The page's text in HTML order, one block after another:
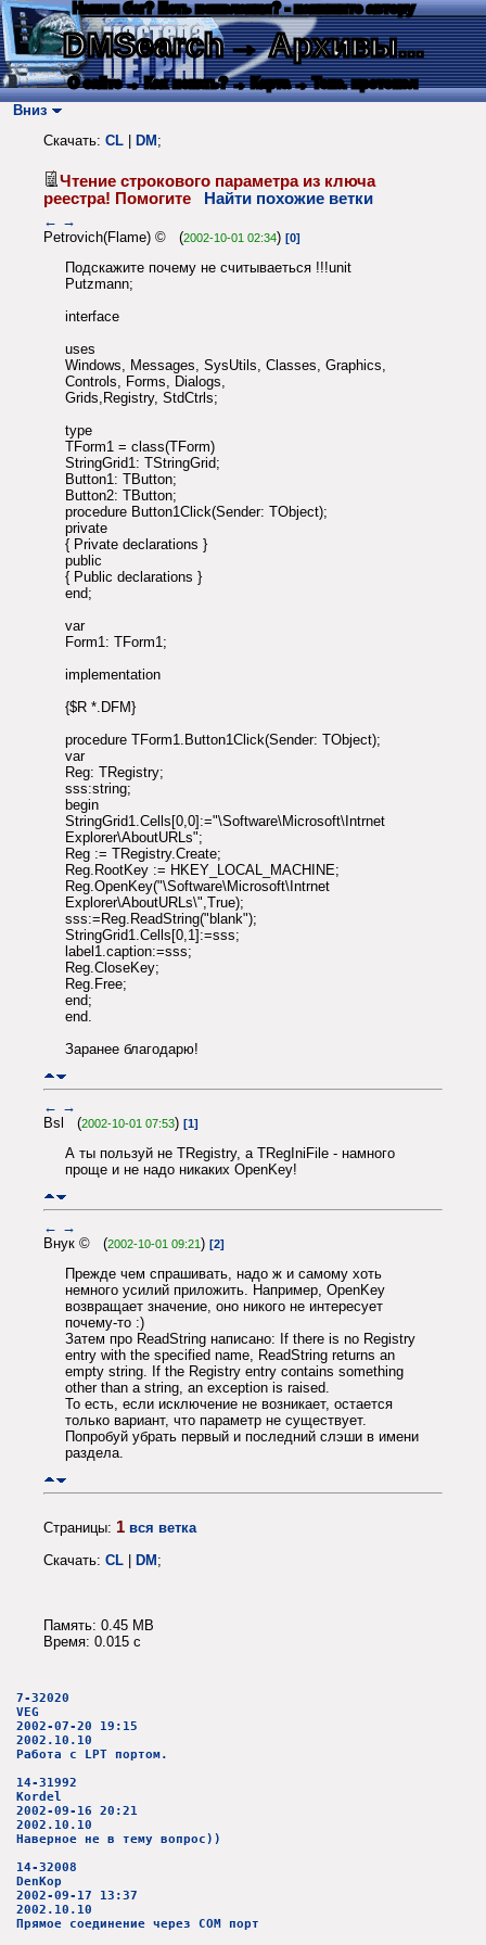
Нашли баг? Есть пожелания? - напишите автору
DMSearch→ Архивы...
О сайте → Как искать? → Карта → Текс. протокол
Вниз
Скачать: CL DM ;
Чтение строкового параметра из ключа
реестра! Помогите
Найти похожие ветки
← →
Petrovich(Flame) © (2002-10-01 02:34) [0]
Подскажите почему не считываеться !!!unit
Putzmann;
interface
uses
Windows, Messages, SysUtils, Classes, Graphics,
Controls, Forms, Dialogs,
Grids,Registry, StdCtrls;
type
TForm1 = class(TForm)
StringGrid1: TStringGrid;
Button1: TButton;
Button2: TButton;
procedure Button1Click(Sender: TObject);
private
{ Private declarations }
public
{ Public declarations }
end;
var
Form1: TForm1;
implementation
{$R *.DFM}
procedure TForm1.Button1Click(Sender: TObject);
var
Reg: TRegistry;
sss:string;
begin
StringGrid1.Cells[0,0]:="\Software\Microsoft\Intrnet
Explorer\AboutURLs";
Reg := TRegistry.Create;
Reg.RootKey := HKEY_LOCAL_MACHINE;
Reg.OpenKey("\Software\Microsoft\Intrnet
Explorer\AboutURLs\",True);
sss:=Reg.ReadString("blank");
StringGrid1.Cells[0,1]:=sss;
label1.caption:=sss;
Reg.CloseKey;
Reg.Free;
end;
end.
Заранее благодарю!
← →
Bsl (2002-10-01 07:53) [1]
А ты пользуй не TRegistry, а TRegIniFile - намного
проще и не надо никаких OpenKey!
← →
Внук © (2002-10-01 09:21) [2]
Прежде чем спрашивать, надо ж и самому хоть
немного усилий приложить. Например, OpenKey
возвращает значение, оно никого не интересует
почему-то :)
Затем про ReadString написано: If there is no Registry
entry with the specified name, ReadString returns an
empty string. If the Registry entry contains something
other than a string, an exception is raised.
То есть, если исключение не возникает, остается
только вариант, что параметр не существует.
Попробуй убрать первый и последний слэши в имени
раздела.
Страницы: 1 вся ветка
Скачать: CL | DM;
Память: 0.45 MB
Время: 0.015 c
7-32020
VEG
2002-07-20 19:15
2002.10.10
Работа с LPT портом.
14-31992
Kordel
2002-09-16 20:21
2002.10.10
Наверное не в тему вопрос))
14-32008
DenKop
2002-09-17 13:37
2002.10.10
Прямое соединение через COM порт